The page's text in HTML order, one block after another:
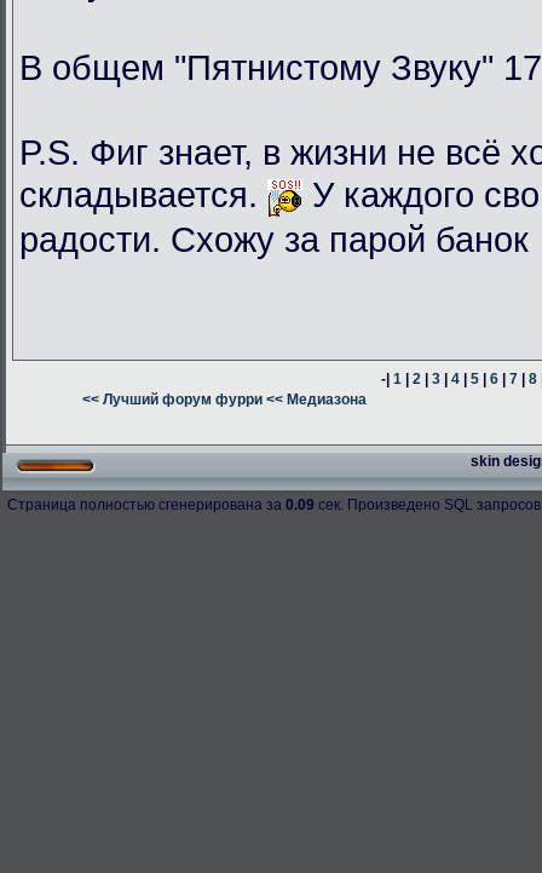
В общем "Пятнистому Звуку"
P.S. Фиг знает, в жизни не всё
складывается.
У каждого
радости. Схожу за парой банок
-|1 |2 |3 |4 |5 |6 |7 |8
<< Лучший форум фурри << Медиазона
skin
Страница полностью сгенерирована за 0.09 сек. Произведено SQL